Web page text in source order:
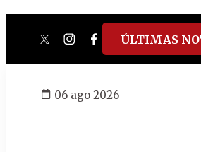
twitterinstagram
facebook
tiktokyoutube
ÚLTIMAS
06 ago 2026